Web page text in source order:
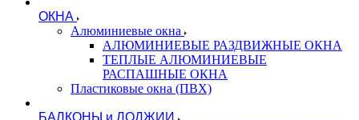
ОКНА
Алюминиевые окна
АЛЮМИНИЕВЫЕ РАЗДВИЖНЫЕ ОКНА
ТЕПЛЫЕ АЛЮМИНИЕВЫЕ
РАСПАШНЫЕ ОКНА
Пластиковые окна (ПВХ)
БАЛКОНЫ и ЛОДЖИИ